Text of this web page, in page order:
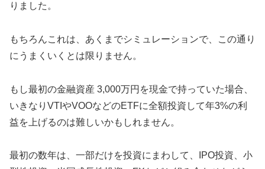
りました。
もちろんこれは、あくまでシミュレーションで、この通り
にうまくいくとは限りません。
もし最初の金融資産 3,000万円を現金で持っていた場合、
いきなりVTIやVOOなどのETFに全額投資して年3%の利
益を上げるのは難しいかもしれません。
最初の数年は、一部だけを投資にまわして、IPO投資、小